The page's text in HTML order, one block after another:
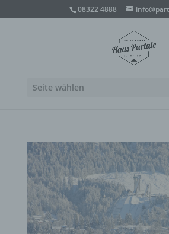
08322 4888
Seite wählen